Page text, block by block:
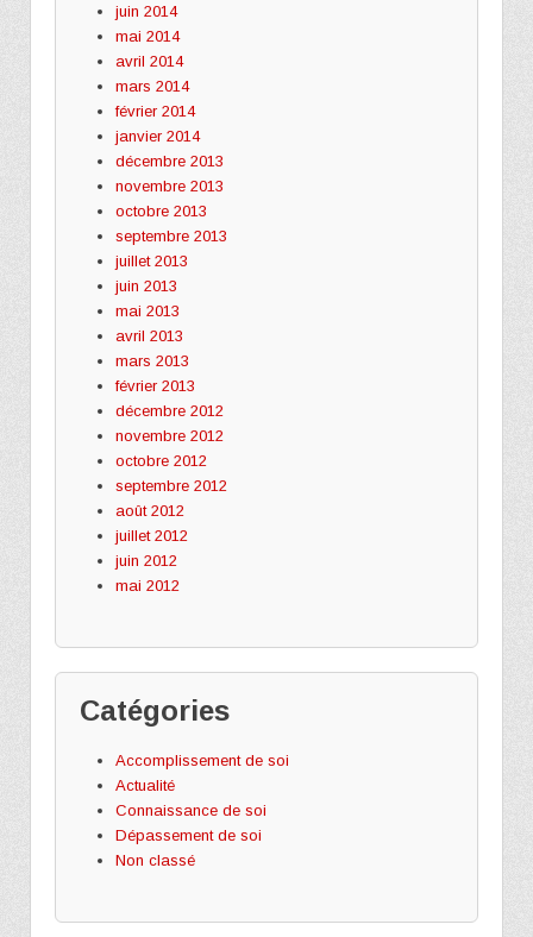
juin 2014
mai 2014
avril 2014
mars 2014
février 2014
janvier 2014
décembre 2013
novembre 2013
octobre 2013
septembre 2013
juillet 2013
juin 2013
mai 2013
avril 2013
mars 2013
février 2013
décembre 2012
novembre 2012
octobre 2012
septembre 2012
août 2012
juillet 2012
juin 2012
mai 2012
Catégories
Accomplissement de soi
Actualité
Connaissance de soi
Dépassement de soi
Non classé